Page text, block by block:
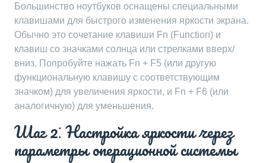
Большинство ноутбуков оснащены специальными
клавишами для быстрого изменения яркости экрана.
Обычно это сочетание клавиши Fn (Function) и
клавиш со значками солнца или стрелками вверх/
вниз. Попробуйте нажать Fn + F5 (или другую
функциональную клавишу с соответствующим
значком) для увеличения яркости, и Fn + F6 (или
аналогичную) для уменьшения.
Шаг 2⁚ Настройка яркости через
параметры операционной системы